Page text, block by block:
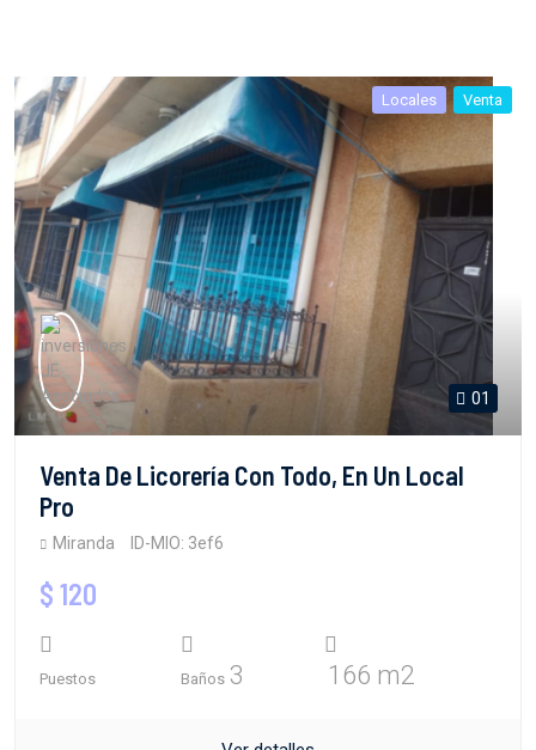
Locales Venta
01
Venta De Licorería Con Todo, En Un Local
Pro
Miranda ID-MIO: 3ef6
$ 120
Puestos Baños 3 166 m2